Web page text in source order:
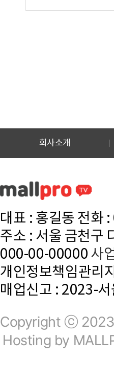
회사소개
대표 : 홍길동 전
주소 : 서울 금천구
000-00-00000 사
개인정보책임관리
매업신고 : 2023-
Copyright ⓒ 2023
Hosting by